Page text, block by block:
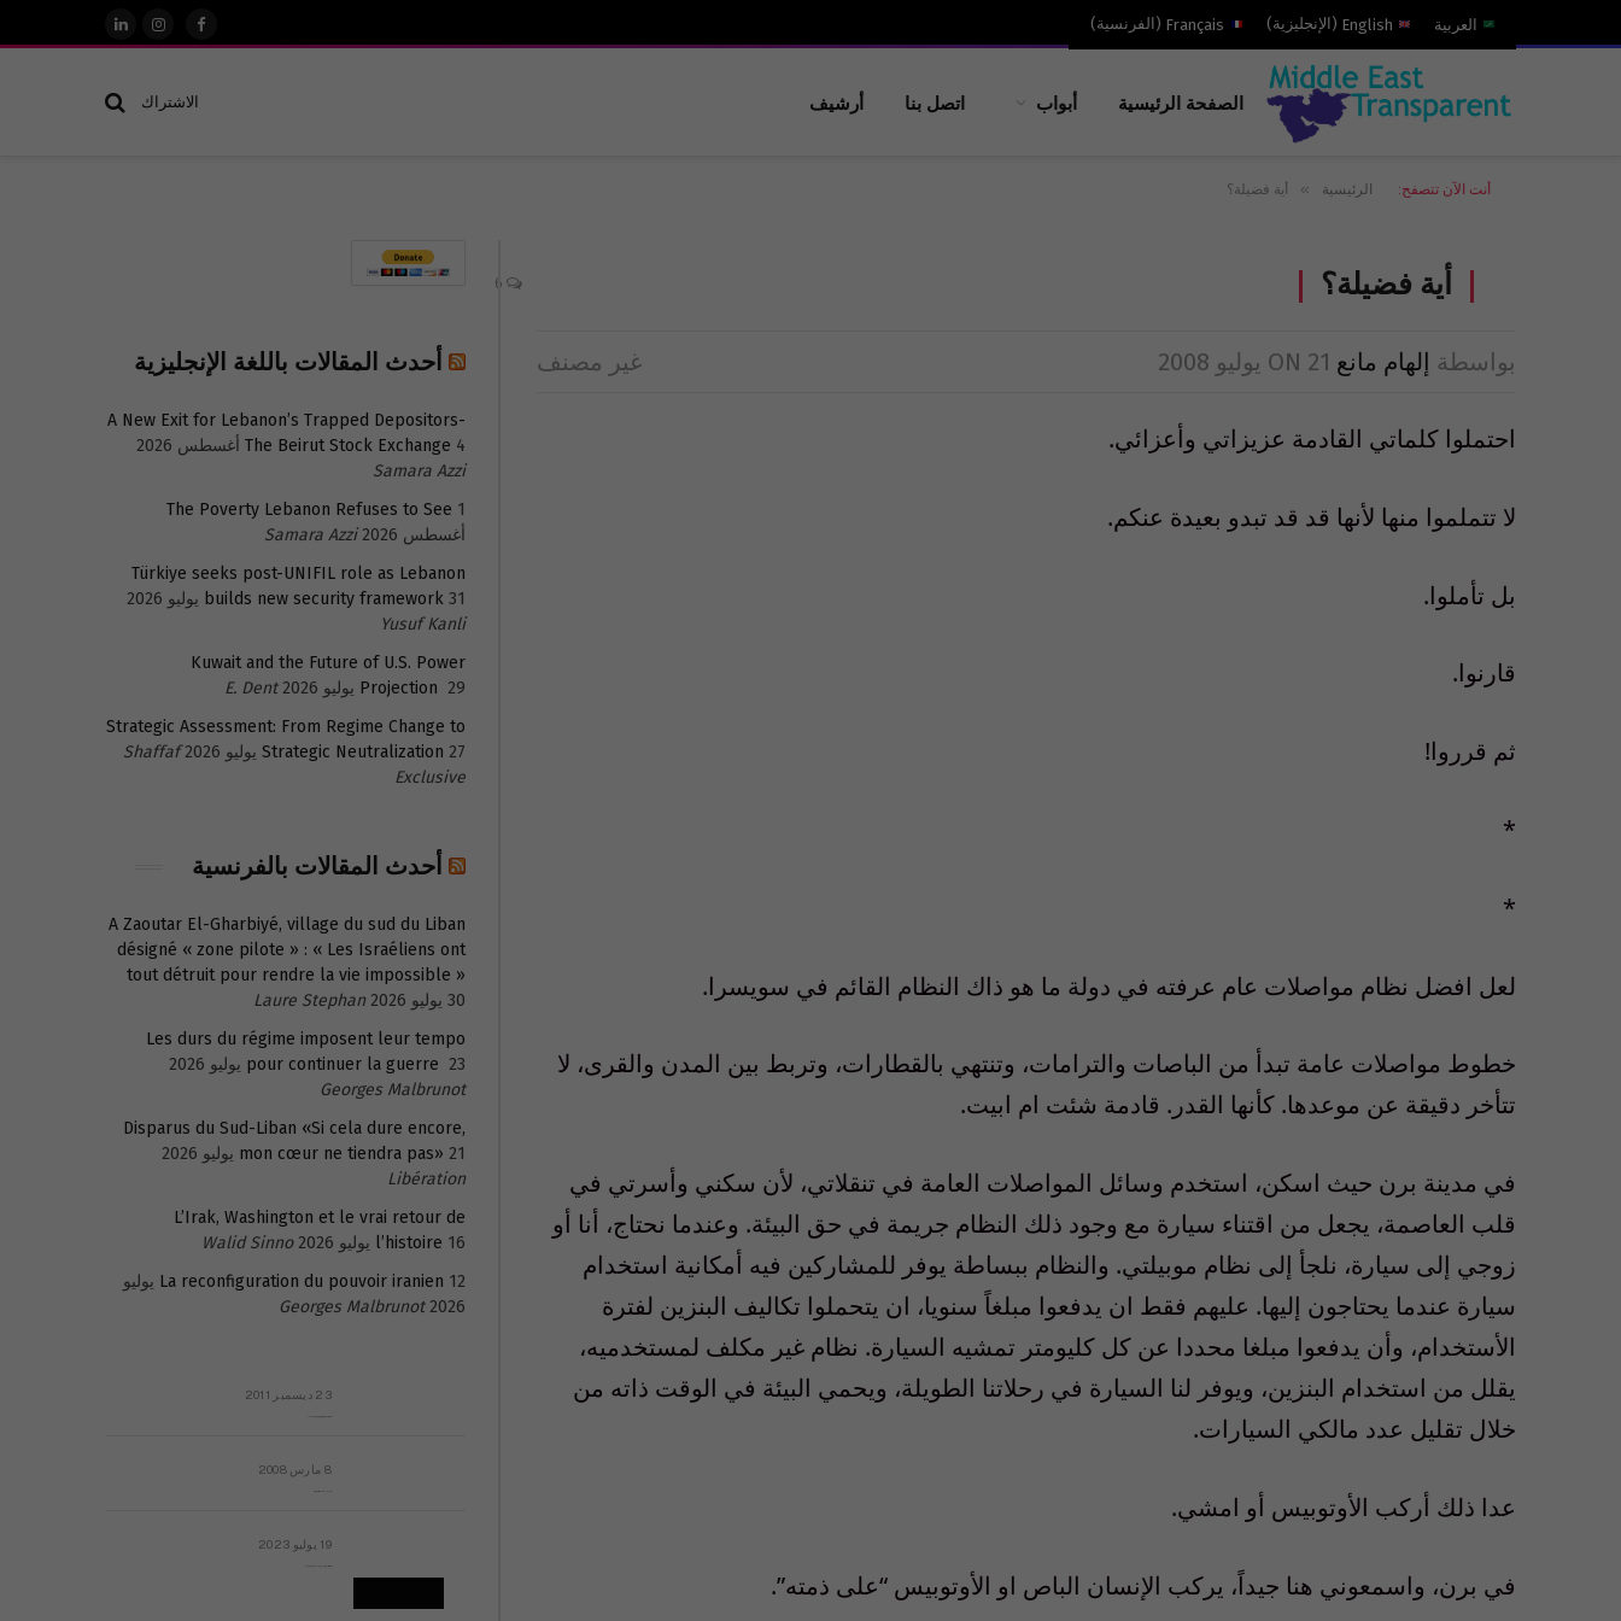
العربية English
( الإنجليزية)
Français
( الفرنسية)
فيسبوكالانستغرام
لينكدإن
الصفحة الرئيسية أبواب اتصل بنا أرشيف الاشتراك
أنت الآن تتصفح: الرئيسية » أية فضيلة؟
أية فضيلة؟
بواسطة إلهام مانع ON 21 يوليو 2008 غير مصنف
احتملوا كلماتي القادمة عزيزاتي وأعزائي.
لا تتملموا منها لأنها قد قد تبدو بعيدة عنكم.
بل تأملوا.
قارنوا.
ثم قرروا!
*
*
لعل افضل نظام مواصلات عام عرفته في دولة ما هو ذاك النظام القائم في سويسرا.
خطوط مواصلات عامة تبدأ من الباصات والترامات، وتنتهي بالقطارات، وتربط بين المدن والقرى، لا
تتأخر دقيقة عن موعدها. كأنها القدر. قادمة شئت ام ابيت.
في مدينة برن حيث اسكن، استخدم وسائل المواصلات العامة في تنقلاتي، لأن سكني وأسرتي في
قلب العاصمة، يجعل من اقتناء سيارة مع وجود ذلك النظام جريمة في حق البيئة. وعندما نحتاج، أنا أو
زوجي إلى سيارة، نلجأ إلى نظام موبيلتي. والنظام ببساطة يوفر للمشاركين فيه أمكانية استخدام
سيارة عندما يحتاجون إليها. عليهم فقط ان يدفعوا مبلغاً سنويا، ان يتحملوا تكاليف البنزين لفترة
الأستخدام، وأن يدفعوا مبلغا محددا عن كل كليومتر تمشيه السيارة. نظام غير مكلف لمستخدميه،
يقلل من استخدام البنزين، ويوفر لنا السيارة في رحلاتنا الطويلة، ويحمي البيئة في الوقت ذاته من
خلال تقليل عدد مالكي السيارات.
عدا ذلك أركب الأوتوبيس أو امشي.
في برن، واسمعوني هنا جيداً، يركب الإنسان الباص او الأوتوبيس “على ذمته”.
أحدث المقالات باللغة الإنجليزية
A New Exit for Lebanon’s Trapped Depositors-
The Beirut Stock Exchange 4 أغسطس 2026
Samara Azzi
The Poverty Lebanon Refuses to See 1
أغسطس 2026
Samara Azzi
Türkiye seeks post-UNIFIL role as Lebanon
builds new security framework 31 يوليو 2026
Yusuf Kanli
Kuwait and the Future of U.S. Power
Projection 29 يوليو 2026
E. Dent
Strategic Assessment: From Regime Change to
Strategic Neutralization 27 يوليو 2026
Shaffaf
Exclusive
أحدث المقالات بالفرنسية
A Zaoutar El-Gharbiyé, village du sud du Liban
désigné « zone pilote » : « Les Israéliens ont
tout détruit pour rendre la vie impossible »
30 يوليو 2026
Laure Stephan
Les durs du régime imposent leur tempo
pour continuer la guerre 23 يوليو 2026
Georges Malbrunot
Disparus du Sud-Liban «Si cela dure encore,
mon cœur ne tiendra pas» 21 يوليو 2026
Libération
L’Irak, Washington et le vrai retour de
l’histoire 16 يوليو 2026
Walid Sinno
La reconfiguration du pouvoir iranien 12 يوليو
2026
Georges Malbrunot
23 ديسمبر 2011
8 مارس 2008
19 يوليو 2023